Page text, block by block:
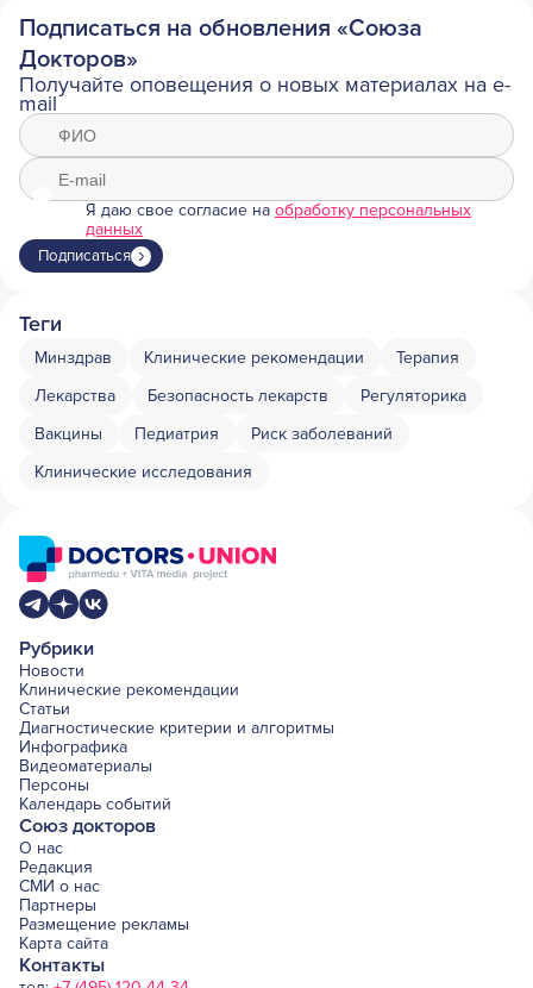
Подписаться на обновления «Союза
Докторов»
Получайте оповещения о новых материалах на e-
mail
Я даю свое согласие на обработку персональных
данных
Подписаться
Теги
Минздрав Клинические рекомендации
Терапия
Лекарства
Безопасность лекарств
Регуляторика
Вакцины
Педиатрия
Риск заболеваний
Клинические исследования
Рубрики
Новости
Клинические рекомендации
Статьи
Диагностические критерии и алгоритмы
Инфографика
Видеоматериалы
Персоны
Календарь событий
Союз докторов
О нас
Редакция
СМИ о нас
Партнеры
Размещение рекламы
Карта сайта
Контакты